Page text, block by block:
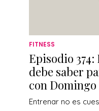
FITNESS
Episodio
debe saber
con Domingo
Entrenar no es